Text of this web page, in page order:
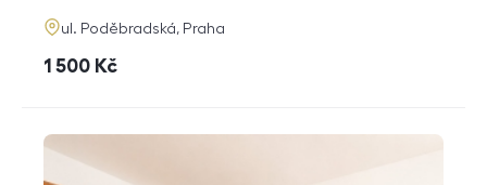
adresa
ul. Poděbradská, Praha
cena
1 500 Kč